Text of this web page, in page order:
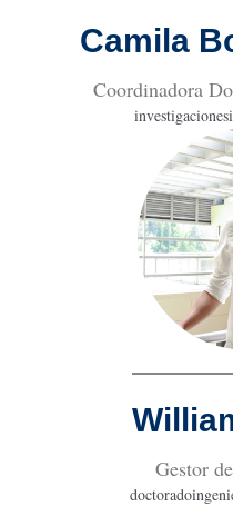
Camila
Coordinadora
Gestor